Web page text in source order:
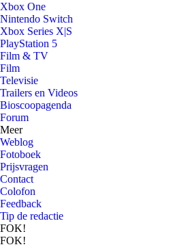
Xbox One
Nintendo Switch
Xbox Series X|S
PlayStation 5
Film & TV
Film
Televisie
Trailers en Videos
Bioscoopagenda
Forum
Meer
Weblog
Fotoboek
Prijsvragen
Contact
Colofon
Feedback
Tip de redactie
FOK!
FOK!